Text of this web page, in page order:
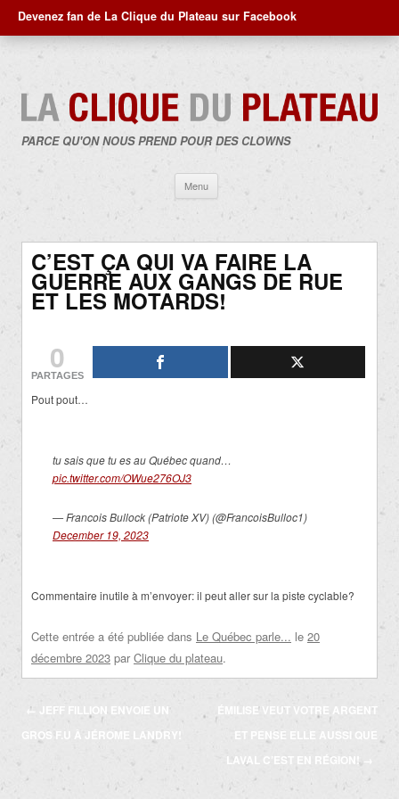
Devenez fan de La Clique du Plateau sur Facebook
PARCE QU'ON NOUS PREND POUR DES CLOWNS
Menu
contenu
C’EST ÇA QUI VA FAIRE LA
GUERRE AUX GANGS DE RUE
ET LES MOTARDS!
0
PARTAGES
Pout pout…
tu sais que tu es au Québec quand…
pic.twitter.com/OWue276OJ3
— Francois Bullock (Patriote XV) (@FrancoisBulloc1)
December 19, 2023
Commentaire inutile à m’envoyer: il peut aller sur la piste cyclable?
Cette entrée a été publiée dans Le Québec parle... le 20
décembre 2023 par Clique du plateau.
Navigation
des
← JEFF FILLION ENVOIE UN
GROS F.U À JÉROME LANDRY!
ÉMILISE VEUT VOTRE ARGENT
ET PENSE ELLE AUSSI QUE
LAVAL C’EST EN RÉGION!